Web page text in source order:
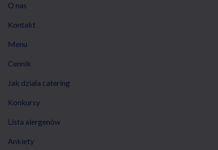
O nas
Kontakt
Menu
Cennik
Jak działa catering
Konkursy
Lista alergenów
Ankiety